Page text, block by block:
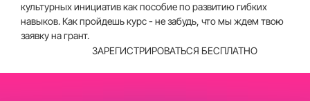
культурных инициатив как пособие по развитию гибких
навыков. Как пройдешь курс - не забудь, что мы ждем твою
заявку на грант.
ЗАРЕГИСТРИРОВАТЬСЯ БЕСПЛАТНО